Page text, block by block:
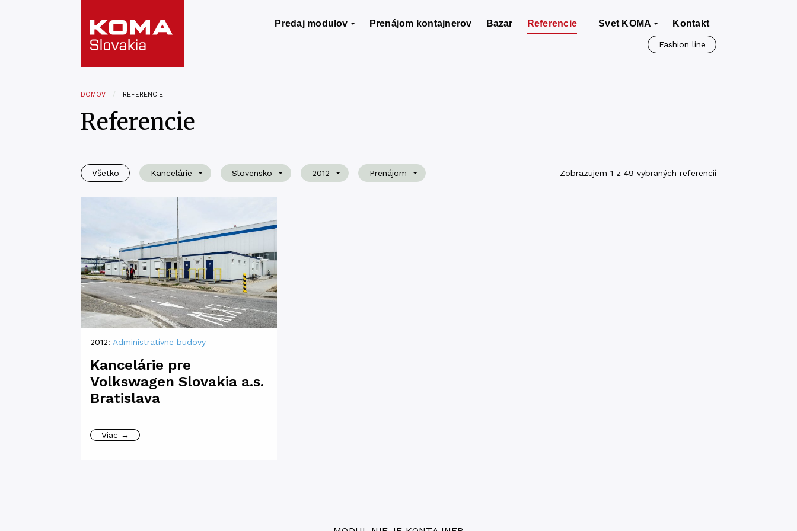
Predaj modulov Prenájom kontajnerov Bazar Referencie Svet KOMA Kontakt
Fashion line
DOMOV REFERENCIE
Referencie
Všetko Kancelárie Slovensko 2012 Prenájom Zobrazujem 1 z 49 vybraných referencií
2012: Administratívne budovy
Kancelárie pre
Volkswagen Slovakia a.s.
Bratislava
Viac →